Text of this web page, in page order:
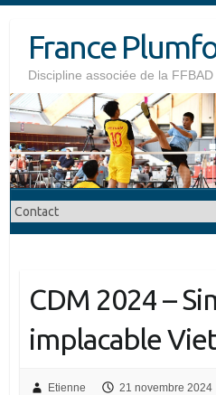
contentFrance
Discipline associée de la FFBAD
CDM 2024 –
implacable
Etienne 21 novembre 2024